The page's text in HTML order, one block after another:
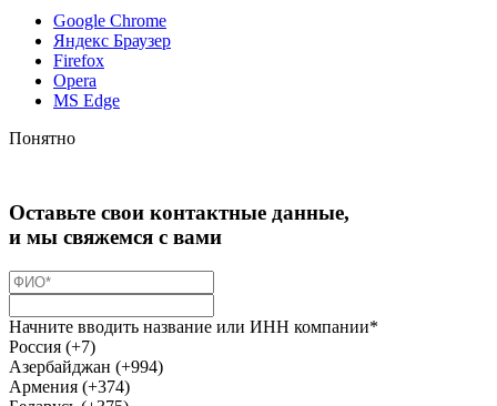
Google Chrome
Яндекс Браузер
Firefox
Opera
MS Edge
Понятно
Оставьте свои контактные данные,
и мы свяжемся с вами
Начните вводить название или ИНН компании*
Россия (+7)
Азербайджан (+994)
Армения (+374)